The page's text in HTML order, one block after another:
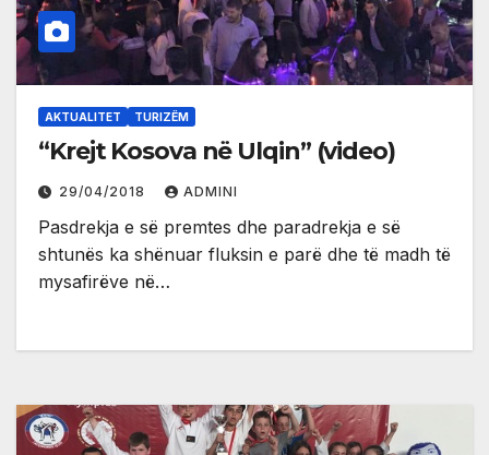
AKTUALITET TURIZËM
“Krejt Kosova në Ulqin” (video)
29/04/2018 ADMINI
Pasdrekja e së premtes dhe paradrekja e së
shtunës ka shënuar fluksin e parë dhe të madh të
mysafirëve në…